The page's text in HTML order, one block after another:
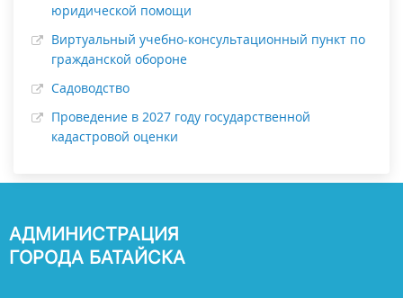
юридической помощи
Виртуальный учебно-консультационный пункт по
гражданской обороне
Садоводство
Проведение в 2027 году государственной
кадастровой оценки
АДМИНИСТРАЦИЯ
ГОРОДА БАТАЙСКА